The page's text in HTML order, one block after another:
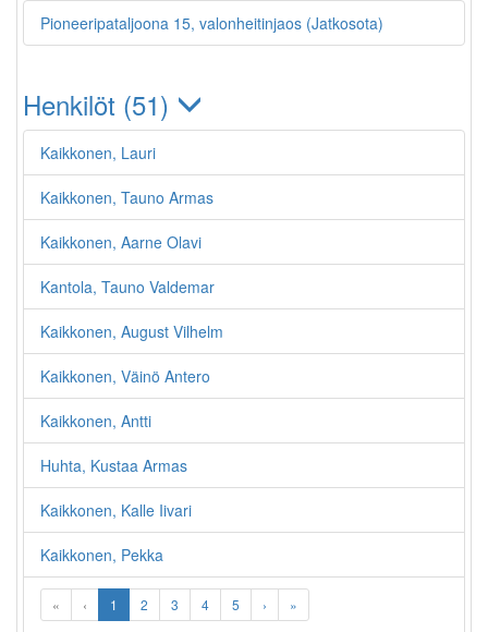
Pioneeripataljoona 15, valonheitinjaos (Jatkosota)
Henkilöt (51)
Kaikkonen, Lauri
Kaikkonen, Tauno Armas
Kaikkonen, Aarne Olavi
Kantola, Tauno Valdemar
Kaikkonen, August Vilhelm
Kaikkonen, Väinö Antero
Kaikkonen, Antti
Huhta, Kustaa Armas
Kaikkonen, Kalle Iivari
Kaikkonen, Pekka
« ‹ 1 2 3 4 5 › »